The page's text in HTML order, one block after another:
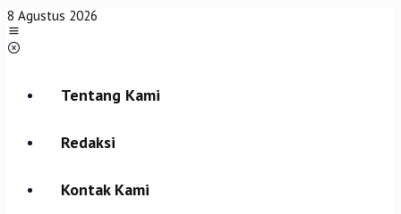
Lewati
ke
konten
8 Agustus 2026
Tentang Kami
Redaksi
Kontak Kami